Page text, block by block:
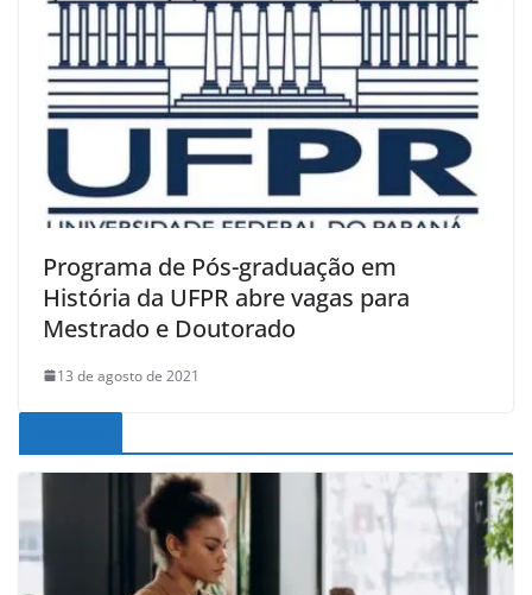
Programa de Pós-graduação em
História da UFPR abre vagas para
Mestrado e Doutorado
13 de agosto de 2021